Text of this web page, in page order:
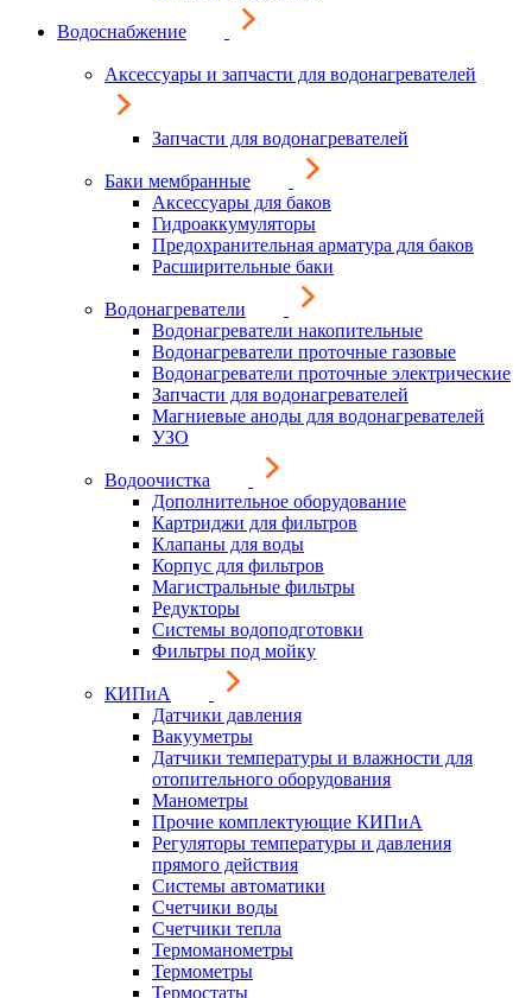
Водоснабжение
Аксессуары и запчасти для водонагревателей
Запчасти для водонагревателей
Баки мембранные
Аксессуары для баков
Гидроаккумуляторы
Предохранительная арматура для баков
Расширительные баки
Водонагреватели
Водонагреватели накопительные
Водонагреватели проточные газовые
Водонагреватели проточные электрические
Запчасти для водонагревателей
Магниевые аноды для водонагревателей
УЗО
Водоочистка
Дополнительное оборудование
Картриджи для фильтров
Клапаны для воды
Корпус для фильтров
Магистральные фильтры
Редукторы
Системы водоподготовки
Фильтры под мойку
КИПиА
Датчики давления
Вакууметры
Датчики температуры и влажности для
отопительного оборудования
Манометры
Прочие комплектующие КИПиА
Регуляторы температуры и давления
прямого действия
Системы автоматики
Счетчики воды
Счетчики тепла
Термоманометры
Термометры
Термостаты